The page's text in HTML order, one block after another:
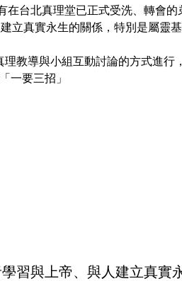
台北真理堂已正式受洗、轉會
立真實永生的關係，特別是屬靈基
教導與小組互動討論的方式進行
一要三招」
習與上帝、與人建立真實